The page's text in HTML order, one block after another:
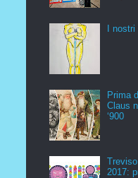
I
Prima
Claus
‘900
2017: